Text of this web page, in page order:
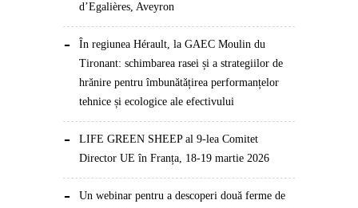
d’Egalières, Aveyron
În regiunea Hérault, la GAEC Moulin du
Tironant: schimbarea rasei și a strategiilor de
hrănire pentru îmbunătățirea performanțelor
tehnice și ecologice ale efectivului
LIFE GREEN SHEEP al 9-lea Comitet
Director UE în Franța, 18-19 martie 2026
Un webinar pentru a descoperi două ferme de